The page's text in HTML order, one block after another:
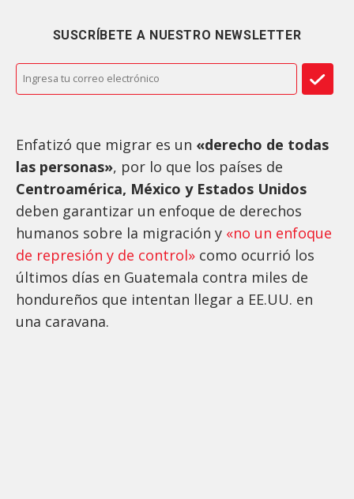
SUSCRÍBETE A NUESTRO NEWSLETTER
Enfatizó que migrar es un «derecho de todas
las personas», por lo que los países de
Centroamérica, México y Estados Unidos
deben garantizar un enfoque de derechos
humanos sobre la migración y «no un enfoque
de represión y de control» como ocurrió los
últimos días en Guatemala contra miles de
hondureños que intentan llegar a EE.UU. en
una caravana.